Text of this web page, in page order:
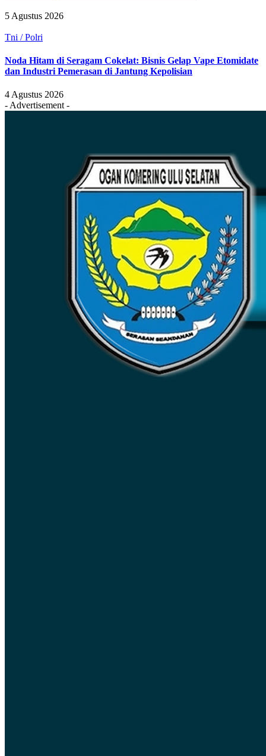
5 Agustus 2026
Tni / Polri
Noda Hitam di Seragam Cokelat: Bisnis Gelap Vape Etomidate
dan Industri Pemerasan di Jantung Kepolisian
4 Agustus 2026
- Advertisement -